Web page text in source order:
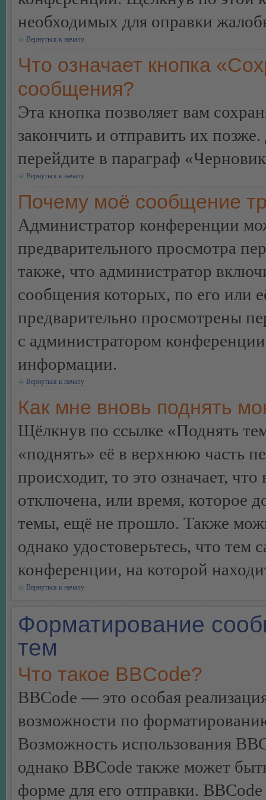
необходимых для оправки
Вернуться к началу
Что означает кнопка
сообщения?
Эта кнопка позволяет вам
закончить и отправить их
перейдите в параграф
Вернуться к началу
Почему моё сообщение
Администратор конференции
предварительного просмотра
также, что администратор
сообщения которых, по его или
предварительно просмотрены
с администратором
информации.
Вернуться к началу
Как мне вновь поднять
Щёлкнув по ссылке «Поднять
«поднять» её в верхнюю часть
происходит, то это означает,
отключена, или время, которое
темы, ещё не прошло. Также
однако удостоверьтесь, что
конференции, на которой
Вернуться к началу
Форматирование
тем
Что такое BBCode?
BBCode — это особая
возможности по
Возможность использования
однако BBCode также может
форме для его отправки.